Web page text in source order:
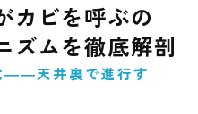
カビを呼ぶの
ズムを徹底解剖
――天井裏で進行す